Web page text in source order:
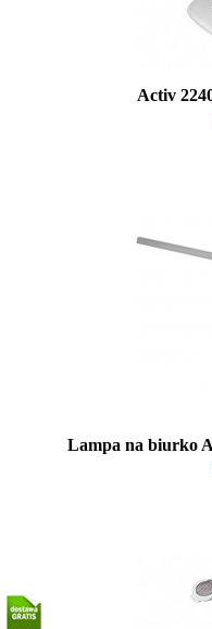
Activ
Lampa na biurko